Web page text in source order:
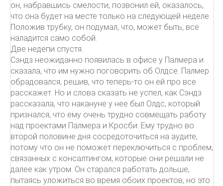
он, набравшись смелости, позвонил ей, оказалось,
что она будет на месте только на следующей неделе.
Положив трубку, он подумал, что, может быть, все
наладится само собой.
Две недепи спустя.
Сэндз неожиданно появилась в офисе у Палмера и
сказала, что им нужно поговорить об Олдсе. Палмер
обрадовался, решив, что теперь-то он ей про все
расскажет. Но и слова сказать не успел, как Сэндз
рассказала, что накануне у нее был Олдс, который
признался, что ему очень трудно совмещать работу
над проектами Палмера и Кросби. Ему трудно во
второй половине дня сосредоточиться на аудите,
потому что он не поможет переключиться с проблем,
связанных с консалтингом, которые они решали не
далее как утром. Он старался работать дольше,
пытаясь уложиться во время обоих проектов, но это